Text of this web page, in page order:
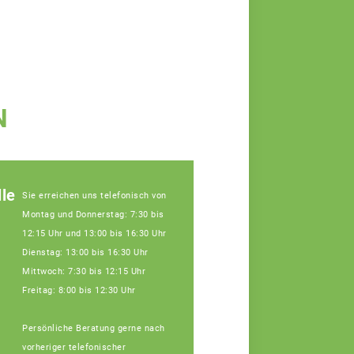
Sie erreichen uns telefonisch von
Montag und Donnerstag: 7:30 bis
12:15 Uhr und 13:00 bis 16:30 Uhr
Dienstag: 13:00 bis 16:30 Uhr
Mittwoch: 7:30 bis 12:15 Uhr
Freitag: 8:00 bis 12:30 Uhr
Persönliche Beratung gerne nach
vorheriger telefonischer